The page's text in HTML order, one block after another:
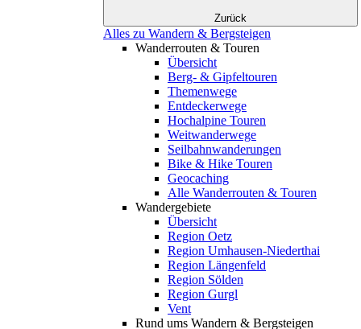
Zurück
Alles zu Wandern & Bergsteigen
Wanderrouten & Touren
Übersicht
Berg- & Gipfeltouren
Themenwege
Entdeckerwege
Hochalpine Touren
Weitwanderwege
Seilbahnwanderungen
Bike & Hike Touren
Geocaching
Alle Wanderrouten & Touren
Wandergebiete
Übersicht
Region Oetz
Region Umhausen-Niederthai
Region Längenfeld
Region Sölden
Region Gurgl
Vent
Rund ums Wandern & Bergsteigen